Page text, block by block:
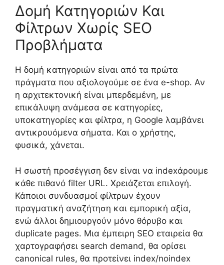
Δομή Κατηγοριών Και
Φίλτρων Χωρίς SEO
Προβλήματα
Η δομή κατηγοριών είναι από τα πρώτα
πράγματα που αξιολογούμε σε ένα e-shop. Αν
η αρχιτεκτονική είναι μπερδεμένη, με
επικάλυψη ανάμεσα σε κατηγορίες,
υποκατηγορίες και φίλτρα, η Google λαμβάνει
αντικρουόμενα σήματα. Και ο χρήστης,
φυσικά, χάνεται.
Η σωστή προσέγγιση δεν είναι να indexάρουμε
κάθε πιθανό filter URL. Χρειάζεται επιλογή.
Κάποιοι συνδυασμοί φίλτρων έχουν
πραγματική αναζήτηση και εμπορική αξία,
ενώ άλλοι δημιουργούν μόνο θόρυβο και
duplicate pages. Μια έμπειρη SEO εταιρεία θα
χαρτογραφήσει search demand, θα ορίσει
canonical rules, θα προτείνει index/noindex